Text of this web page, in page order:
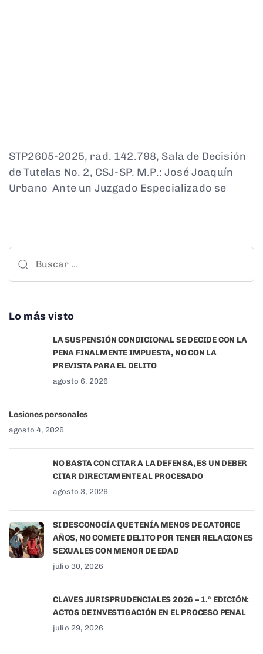
STP2605-2025, rad. 142.798, Sala de Decisión
de Tutelas No. 2, CSJ-SP. M.P.: José Joaquín
Urbano Ante un Juzgado Especializado se
Lo más visto
LA SUSPENSIÓN CONDICIONAL SE DECIDE CON LA
PENA FINALMENTE IMPUESTA, NO CON LA
PREVISTA PARA EL DELITO
agosto 6, 2026
Lesiones personales
agosto 4, 2026
NO BASTA CON CITAR A LA DEFENSA, ES UN DEBER
CITAR DIRECTAMENTE AL PROCESADO
agosto 3, 2026
SI DESCONOCÍA QUE TENÍA MENOS DE CATORCE
AÑOS, NO COMETE DELITO POR TENER RELACIONES
SEXUALES CON MENOR DE EDAD
julio 30, 2026
CLAVES JURISPRUDENCIALES 2026 – 1.ª EDICIÓN:
ACTOS DE INVESTIGACIÓN EN EL PROCESO PENAL
julio 29, 2026